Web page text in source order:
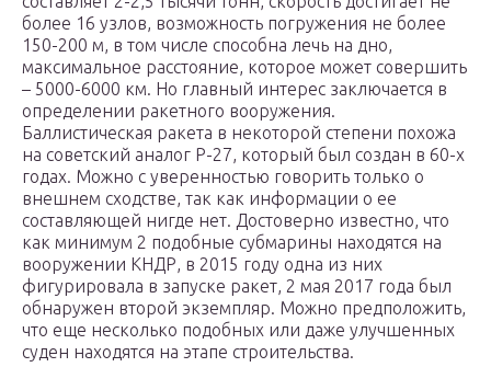
более 16 узлов, возможность погружения не более
150-200 м, в том числе способна лечь на дно,
максимальное расстояние, которое может совершить
– 5000-6000 км. Но главный интерес заключается в
определении ракетного вооружения.
Баллистическая ракета в некоторой степени похожа
на советский аналог Р-27, который был создан в 60-х
годах. Можно с уверенностью говорить только о
внешнем сходстве, так как информации о ее
составляющей нигде нет. Достоверно известно, что
как минимум 2 подобные субмарины находятся на
вооружении КНДР, в 2015 году одна из них
фигурировала в запуске ракет, 2 мая 2017 года был
обнаружен второй экземпляр. Можно предположить,
что еще несколько подобных или даже улучшенных
суден находятся на этапе строительства.